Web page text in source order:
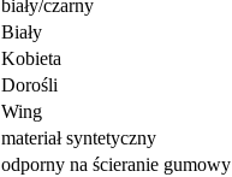
biały/czarny
Biały
Kobieta
Dorośli
Wing
materiał syntetyczny
odporny na ścieranie gumowy